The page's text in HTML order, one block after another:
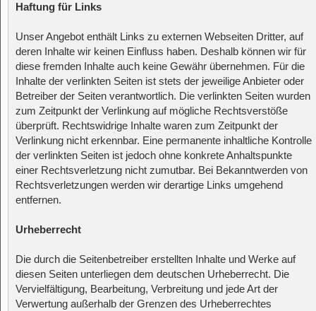
Haftung für Links
Unser Angebot enthält Links zu externen Webseiten Dritter, auf
deren Inhalte wir keinen Einfluss haben. Deshalb können wir für
diese fremden Inhalte auch keine Gewähr übernehmen. Für die
Inhalte der verlinkten Seiten ist stets der jeweilige Anbieter oder
Betreiber der Seiten verantwortlich. Die verlinkten Seiten wurden
zum Zeitpunkt der Verlinkung auf mögliche Rechtsverstöße
überprüft. Rechtswidrige Inhalte waren zum Zeitpunkt der
Verlinkung nicht erkennbar. Eine permanente inhaltliche Kontrolle
der verlinkten Seiten ist jedoch ohne konkrete Anhaltspunkte
einer Rechtsverletzung nicht zumutbar. Bei Bekanntwerden von
Rechtsverletzungen werden wir derartige Links umgehend
entfernen.
Urheberrecht
Die durch die Seitenbetreiber erstellten Inhalte und Werke auf
diesen Seiten unterliegen dem deutschen Urheberrecht. Die
Vervielfältigung, Bearbeitung, Verbreitung und jede Art der
Verwertung außerhalb der Grenzen des Urheberrechtes